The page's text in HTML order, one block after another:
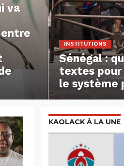
va
INSTITUTIONS
Sénégal :
textes
le système
KAOLACK À LA UNE